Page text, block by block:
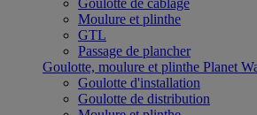
Goulotte de câblage
Moulure et plinthe
GTL
Passage de plancher
Goulotte, moulure et plinthe Planet
Goulotte d'installation
Goulotte de distribution